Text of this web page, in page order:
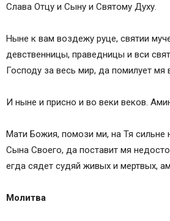
Слава Отцу и Сыну и Святому Духу.
Ныне к вам воздежу руце, святии
девственницы, праведницы и вси
Господу за весь мир, да помилует мя
И ныне и присно и во веки веков.
Мати Божия, помози ми, на Тя
Сына Своего, да поставит мя
егда сядет судяй живых и мертвых,
Молитва